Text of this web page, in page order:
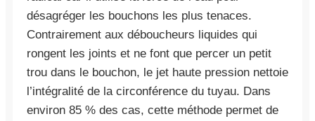
désagréger les bouchons les plus tenaces.
Contrairement aux déboucheurs liquides qui
rongent les joints et ne font que percer un petit
trou dans le bouchon, le jet haute pression nettoie
l’intégralité de la circonférence du tuyau. Dans
environ 85 % des cas, cette méthode permet de